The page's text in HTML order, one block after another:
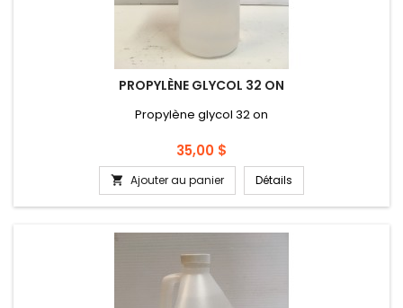
PROPYLÈNE GLYCOL 32 ON
Propylène glycol 32 on
Prix
35,00 $
 Ajouter au panier Détails